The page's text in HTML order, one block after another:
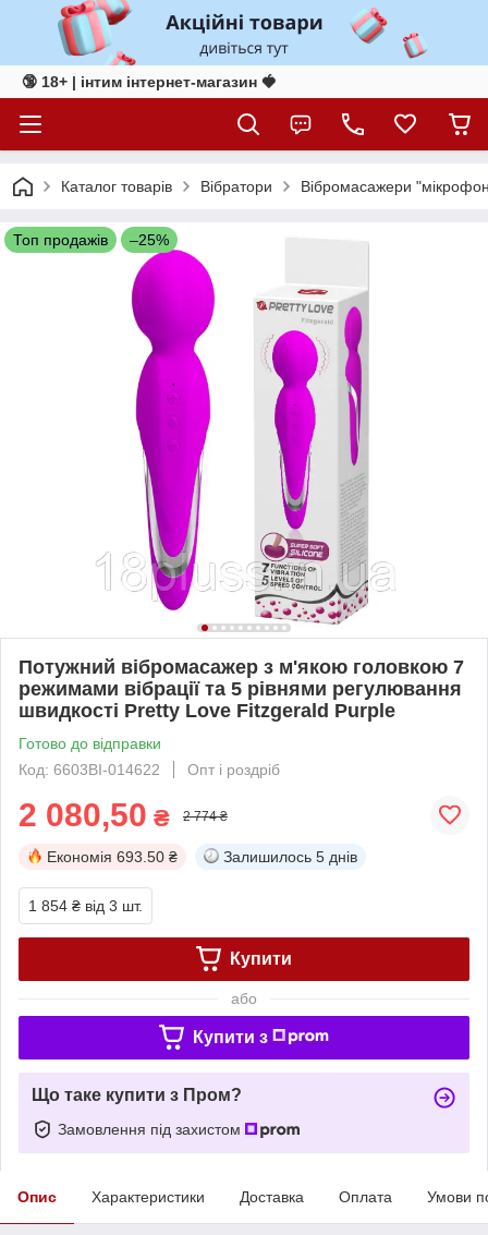
🔞 18+ | інтим інтернет-магазин 🍓
Каталог товарів Вібратори Вібромасажери
Топ продажів –25%
Потужний вібромасажер з м'якою головкою 7
режимами вібрації та 5 рівнями регулювання
швидкості Pretty Love Fitzgerald Purple
Готово до відправки
Код: 6603BI-014622
Опт і роздріб
2 080,50 ₴ 2 774 ₴
Економія 693.50 ₴ Залишилось 5 днів
1 854 ₴ від 3 шт.
Купити
або
Купити з
Що таке купити з Пром?
Замовлення під захистом
Опис Характеристики Доставка Оплата Умови